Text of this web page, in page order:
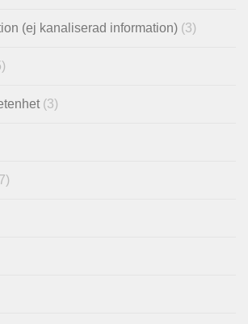
(ej kanaliserad information) (3)
(3)